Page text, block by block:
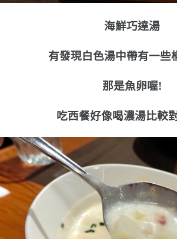
海鮮巧達湯
有發現白色湯中帶有一些
那是魚卵喔!
吃西餐好像喝濃湯比較